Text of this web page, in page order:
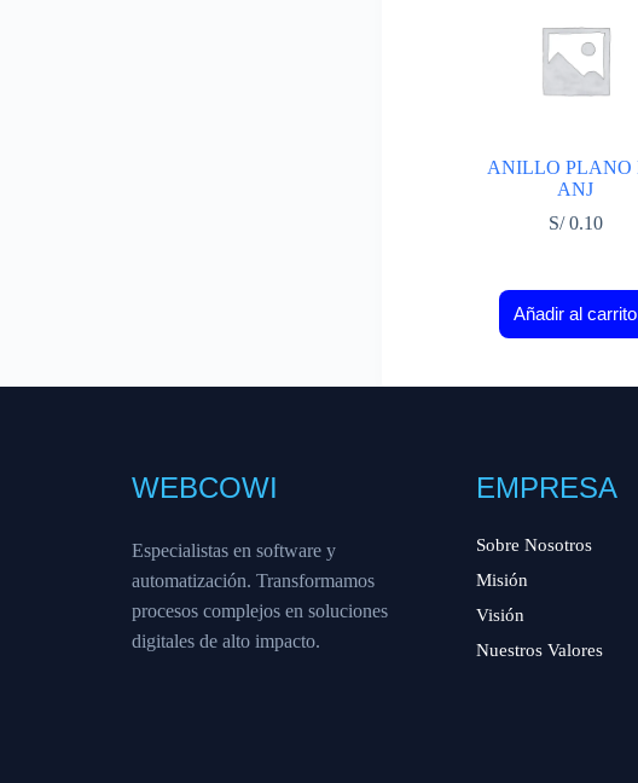
ANILLO PLANO
ANJ
S/0.10
Añadir al carrito
WEBCOWI
Especialistas en software y
automatización. Transformamos
procesos complejos en soluciones
digitales de alto impacto.
EMPRESA
Sobre Nosotros
Misión
Visión
Nuestros Valores